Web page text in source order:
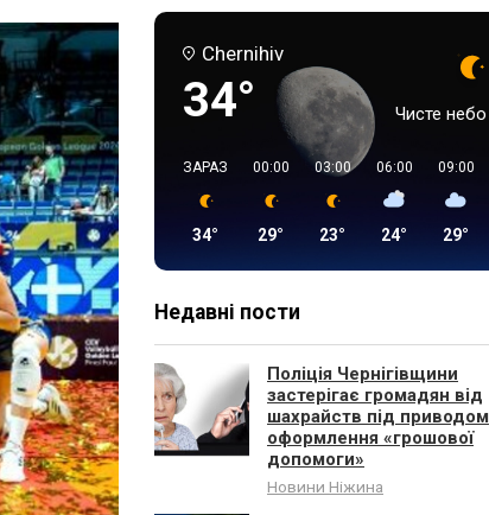
Chernihiv
34° Чисте небо
ЗАРАЗ
34°
00:00
29°
03:00
23°
06:00
24°
09:00
29°
Недавні пости
Поліція Чернігівщини
застерігає громадян від
шахрайств під приводом
оформлення «грошової
допомоги»
Новини Ніжина